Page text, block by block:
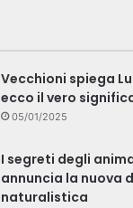
Vecchioni spiega
ecco il vero
05/01/2025
I segreti degli
annuncia la nuova
naturalistica